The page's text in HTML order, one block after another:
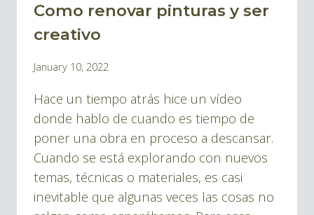
BLOG
PINTURAS
Como renovar pinturas y ser
creativo
By
Montes
January 10, 2022
Hace un tiempo atrás hice un vídeo
donde hablo de cuando es tiempo de
poner una obra en proceso a descansar.
Cuando se está explorando con nuevos
temas, técnicas o materiales, es casi
inevitable que algunas veces las cosas no